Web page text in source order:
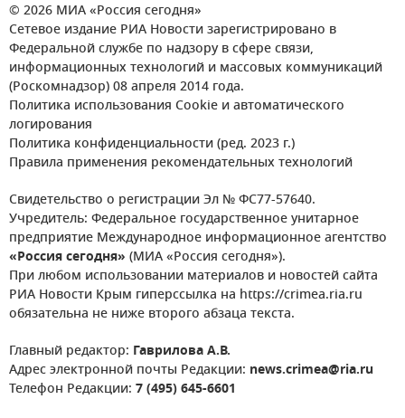
© 2026 МИА «Россия сегодня»
Сетевое издание РИА Новости зарегистрировано в
Федеральной службе по надзору в сфере связи,
информационных технологий и массовых коммуникаций
(Роскомнадзор) 08 апреля 2014 года.
Политика использования Cookie и автоматического
логирования
Политика конфиденциальности (ред. 2023 г.)
Правила применения рекомендательных технологий
Свидетельство о регистрации Эл № ФС77-57640.
Учредитель: Федеральное государственное унитарное
предприятие Международное информационное агентство
«Россия сегодня» (МИА «Россия сегодня»).
При любом использовании материалов и новостей сайта
РИА Новости Крым гиперссылка на https://crimea.ria.ru
обязательна не ниже второго абзаца текста.
Главный редактор: Гаврилова А.В.
Адрес электронной почты Редакции: news.crimea@ria.ru
Телефон Редакции: 7 (495) 645-6601